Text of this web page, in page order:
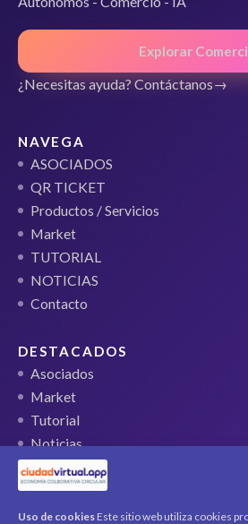
Uso de cookies Este sitio web utiliza cookies
Explorar
¿Necesitas ayuda? Contáctanos
NAVEGA
ASOCIADOS
QR TICKET
Productos / Servicios
Market
TUTORIAL
NOTICIAS
Contacto
DESTACADOS
Asociados
Market
Tutorial
Noticias
QR Ticket
CUENTA